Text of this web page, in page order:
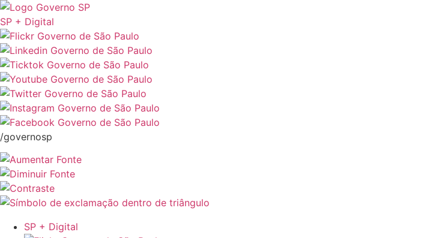
SP + Digital
/governosp
SP + Digital